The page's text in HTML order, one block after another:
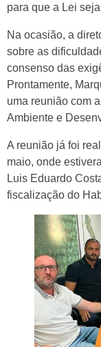
para que a Lei
Na ocasião, a
sobre as
consenso das
Prontamente,
uma reunião com
Ambiente e
A reunião já foi
maio, onde
Luis Eduardo
fiscalização do